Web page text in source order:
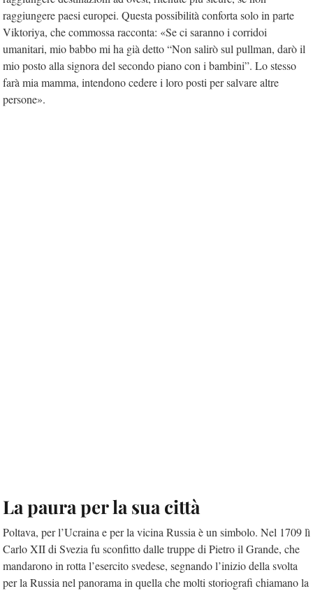
raggiungere paesi europei. Questa possibilità conforta solo in parte
Viktoriya, che commossa racconta: «Se ci saranno i corridoi
umanitari, mio babbo mi ha già detto “Non salirò sul pullman, darò il
mio posto alla signora del secondo piano con i bambini”. Lo stesso
farà mia mamma, intendono cedere i loro posti per salvare altre
persone».
La paura per la sua città
Poltava, per l’Ucraina e per la vicina Russia è un simbolo. Nel 1709 lì
Carlo XII di Svezia fu sconfitto dalle truppe di Pietro il Grande, che
mandarono in rotta l’esercito svedese, segnando l’inizio della svolta
per la Russia nel panorama in quella che molti storiografi chiamano la